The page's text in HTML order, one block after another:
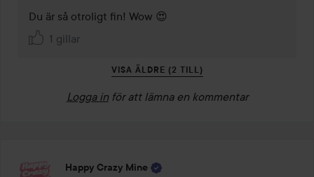
Du är så otroligt fin! Wow 😍
1 gillar
VISA ÄLDRE (2 TILL)
Logga in för att lämna en kommentar
Happy Crazy Mine